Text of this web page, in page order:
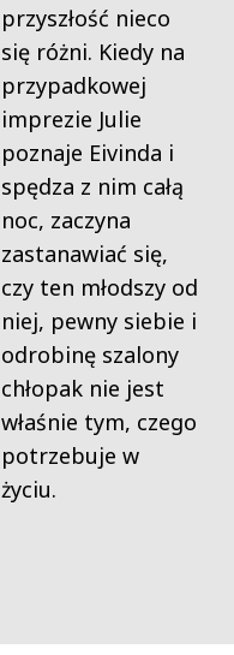
przyszłość nieco
się różni. Kiedy na
przypadkowej
imprezie Julie
poznaje Eivinda i
spędza z nim całą
noc, zaczyna
zastanawiać się,
czy ten młodszy od
niej, pewny siebie i
odrobinę szalony
chłopak nie jest
właśnie tym, czego
potrzebuje w
życiu.